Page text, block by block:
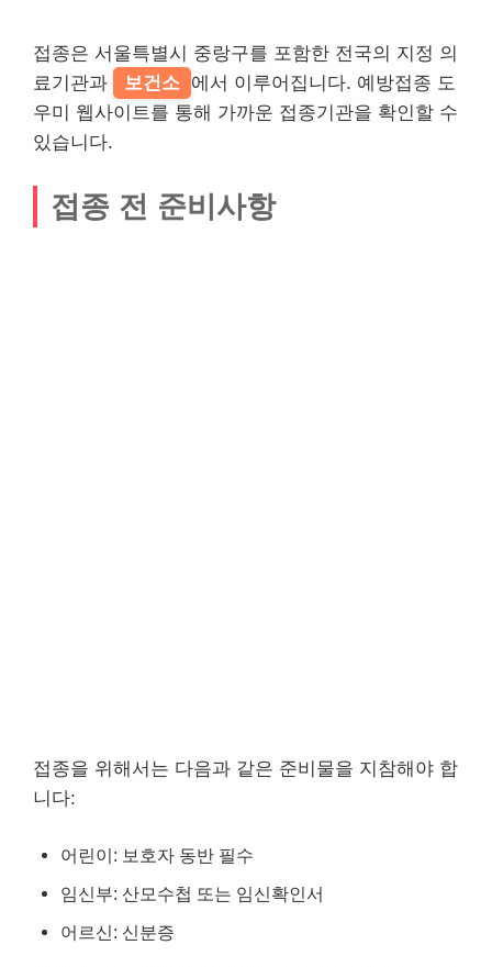
접종은 서울특별시 중랑구를 포함한 전국의 지정 의
료기관과
보건소 에서 이루어집니다. 예방접종 도
우미 웹사이트를 통해 가까운 접종기관을 확인할 수
있습니다.
접종 전 준비사항
접종을 위해서는 다음과 같은 준비물을 지참해야 합
니다:
어린이: 보호자 동반 필수
임신부: 산모수첩 또는 임신확인서
어르신: 신분증